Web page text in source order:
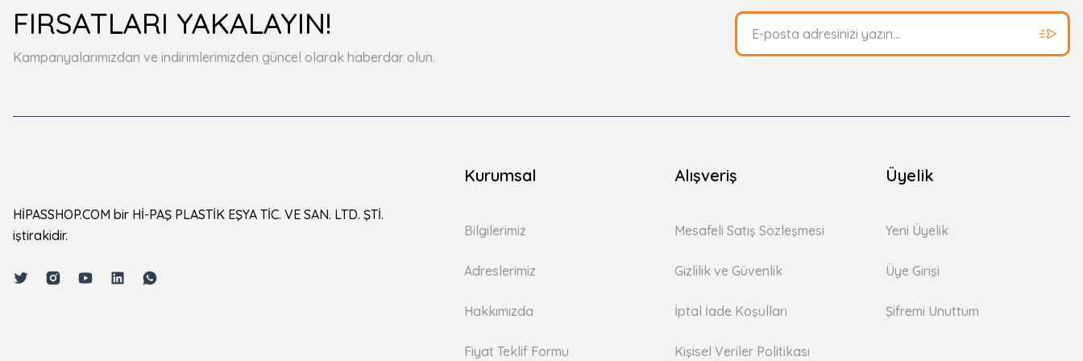
FIRSATLARI YAKALAYIN!
Kampanyalarımızdan ve indirimlerimizden güncel olarak haberdar olun.
HİPASSHOP.COM bir Hİ-PAŞ PLASTİK EŞYA TİC. VE SAN. LTD. ŞTİ.
iştirakidir.
Kurumsal
Bilgilerimiz
Adreslerimiz
Hakkımızda
Fiyat Teklif Formu
Alışveriş
Mesafeli Satış Sözleşmesi
Gizlilik ve Güvenlik
İptal İade Koşulları
Kişisel Veriler Politikası
Üyelik
Yeni Üyelik
Üye Girişi
Şifremi Unuttum